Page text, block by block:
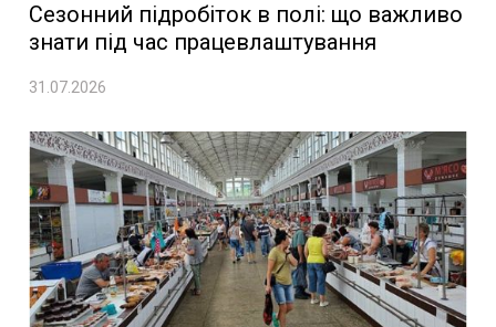
Сезонний підробіток в полі: що важливо
знати під час працевлаштування
31.07.2026